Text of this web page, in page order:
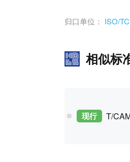
归口单位： ISO/
相似标
现行 T/